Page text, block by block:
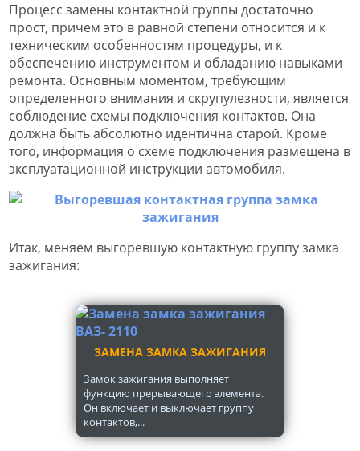
Процесс замены контактной группы достаточно
прост, причем это в равной степени относится и к
техническим особенностям процедуры, и к
обеспечению инструментом и обладанию навыками
ремонта. Основным моментом, требующим
определенного внимания и скрупулезности, является
соблюдение схемы подключения контактов. Она
должна быть абсолютно идентична старой. Кроме
того, информация о схеме подключения размещена в
эксплуатационной инструкции автомобиля.
Итак, меняем выгоревшую контактную группу замка
зажигания:
ЗАМЕНА ЗАМКА ЗАЖИГАНИЯ
Замок зажигания выполняет
функцию прерывающего элемента.
Он включает и выключает группу
контактов,...